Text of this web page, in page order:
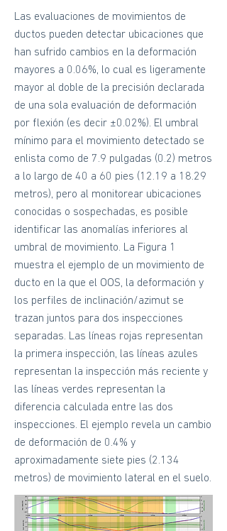
Las evaluaciones de movimientos de
ductos pueden detectar ubicaciones que
han sufrido cambios en la deformación
mayores a 0.06%, lo cual es ligeramente
mayor al doble de la precisión declarada
de una sola evaluación de deformación
por flexión (es decir ±0.02%). El umbral
mínimo para el movimiento detectado se
enlista como de 7.9 pulgadas (0.2) metros
a lo largo de 40 a 60 pies (12.19 a 18.29
metros), pero al monitorear ubicaciones
conocidas o sospechadas, es posible
identificar las anomalías inferiores al
umbral de movimiento. La Figura 1
muestra el ejemplo de un movimiento de
ducto en la que el OOS, la deformación y
los perfiles de inclinación/azimut se
trazan juntos para dos inspecciones
separadas. Las líneas rojas representan
la primera inspección, las líneas azules
representan la inspección más reciente y
las líneas verdes representan la
diferencia calculada entre las dos
inspecciones. El ejemplo revela un cambio
de deformación de 0.4% y
aproximadamente siete pies (2.134
metros) de movimiento lateral en el suelo.